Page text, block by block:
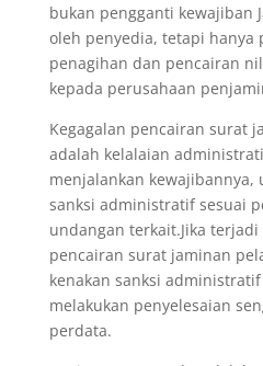
bukan pengganti kewajiban
oleh penyedia, tetapi hanya
penagihan dan pencairan
kepada perusahaan
Kegagalan pencairan surat
adalah kelalaian
menjalankan kewajibannya,
sanksi administratif sesuai
undangan terkait.Jika
pencairan surat jaminan
kenakan sanksi
melakukan penyelesaian
perdata.